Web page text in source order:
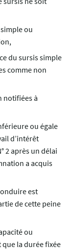
ou
du sursis simple
comme non
notifiées à
ou égale
d’intérêt
2 après un délai
a acquis
est
de cette peine
ou
que la durée fixée